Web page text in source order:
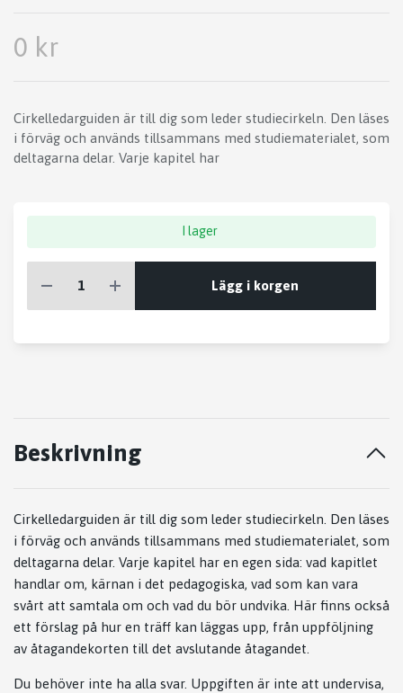
0 kr
Cirkelledarguiden är till dig som leder studiecirkeln. Den läses
i förväg och används tillsammans med studiematerialet, som
deltagarna delar. Varje kapitel har
I lager
Lägg i korgen
Beskrivning
Cirkelledarguiden är till dig som leder studiecirkeln. Den läses
i förväg och används tillsammans med studiematerialet, som
deltagarna delar. Varje kapitel har en egen sida: vad kapitlet
handlar om, kärnan i det pedagogiska, vad som kan vara
svårt att samtala om och vad du bör undvika. Här finns också
ett förslag på hur en träff kan läggas upp, från uppföljning
av åtagandekorten till det avslutande åtagandet.
Du behöver inte ha alla svar. Uppgiften är inte att undervisa,